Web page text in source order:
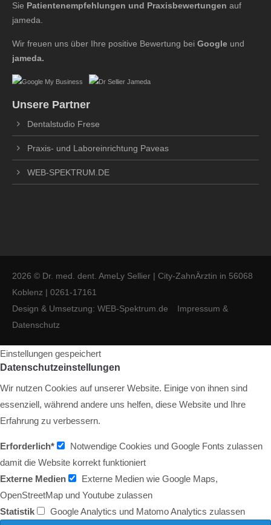
Sie Patientenempfehlungen und Praxisbewertungen auf
jameda.
Wir freuen uns über Ihre positive Bewertung bei Google und
jameda.
Unsere Partner
Dentalstudio Frese
Praxis- und Laboreinrichtung Paveas
WEB-SPEKTRUM.DE
2026 © Dr. med. dent. AmeLy Sellier | City-ZahnÄrztin in 56068
Koblenz | 0261-17161
Design & Umsetzung: WEB-Spektrum.de
Impressum &
Datenschutz
Einstellungen gespeichert
Datenschutzeinstellungen
Wir nutzen Cookies auf unserer Website. Einige von ihnen sind
essenziell, während andere uns helfen, diese Website und Ihre
Erfahrung zu verbessern.
Erforderlich*
Notwendige Cookies und Google Fonts zulassen
damit die Website korrekt funktioniert
Externe Medien
Externe Medien wie Google Maps,
OpenStreetMap und Youtube zulassen
Statistik
Google Analytics und Matomo Analytics zulassen